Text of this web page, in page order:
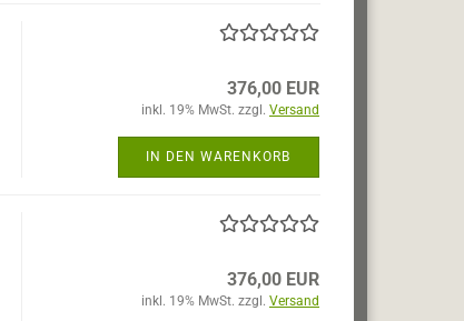
376,00 EUR
inkl. 19% MwSt. zzgl. Versand
IN DEN WARENKORB
376,00 EUR
inkl. 19% MwSt. zzgl. Versand